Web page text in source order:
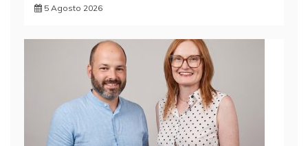
5 Agosto 2026